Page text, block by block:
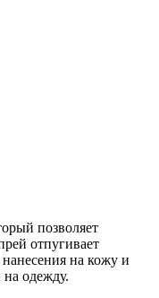
позволяет
отпугивает
на кожу и
на одежду.